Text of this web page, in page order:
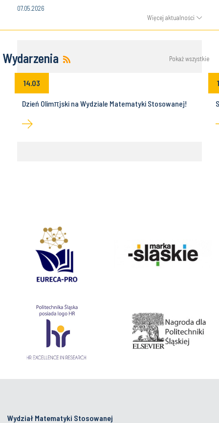
07.05.2026
Więcej aktualności
Wydarzenia Pokaż wszystkie
14.03
Dzień Olimπjski na Wydziale Matematyki Stosowanej!
Wydział Matematyki Stosowanej